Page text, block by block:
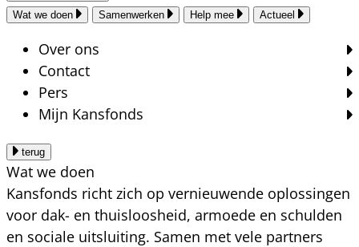
Wat we doen
Samenwerken Help mee Actueel
Over ons
Contact
Pers
Mijn Kansfonds
terug
Wat we doen
Kansfonds richt zich op vernieuwende oplossingen
voor dak- en thuisloosheid, armoede en schulden
en sociale uitsluiting. Samen met vele partners